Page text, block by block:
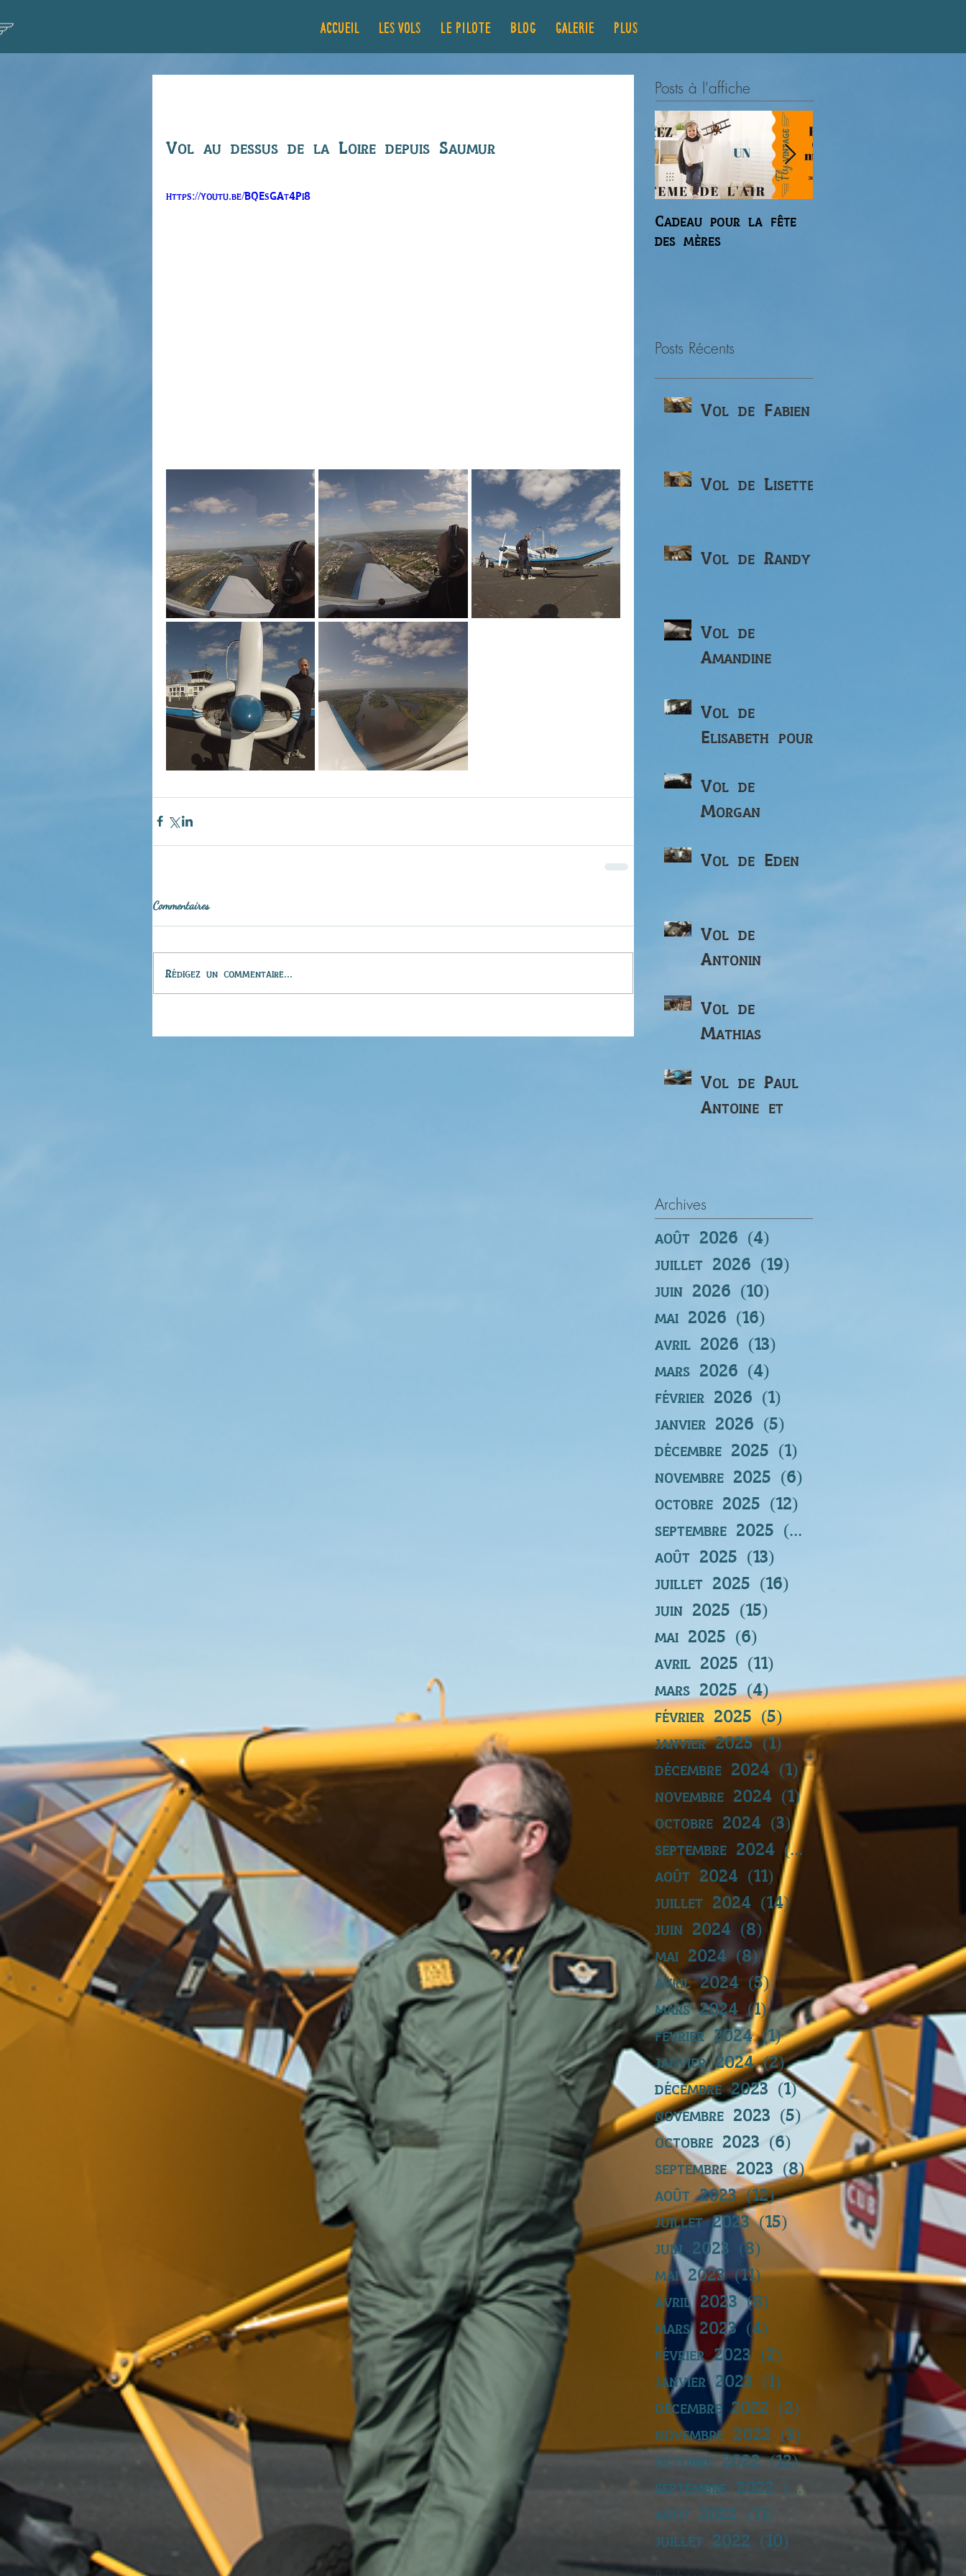
ACCUEIL LES VOLS Le pilote Blog GALERIE Plus...
Vol au dessus de la Loire depuis Saumur
https://youtu.be/BQEsGAt4Pi8
Commentaires
Rédigez un commentaire...
Posts à l'affiche
Cadeau pour la fête
des mères
Posts Récents
Vol de Fabien
Vol de Lisette
Vol de Randy
Vol de
Amandine
Vol de
Elisabeth pour
Vol de
Morgan
Vol de Eden
Vol de
Antonin
Vol de
Mathias
Vol de Paul
Antoine et
Archives
août 2026 (4)
juillet 2026 (19)
juin 2026 (10)
mai 2026 (16)
avril 2026 (13)
mars 2026 (4)
février 2026 (1)
janvier 2026 (5)
décembre 2025 (1)
novembre 2025 (6)
octobre 2025 (12)
septembre 2025 (12)
août 2025 (13)
juillet 2025 (16)
juin 2025 (15)
mai 2025 (6)
avril 2025 (11)
mars 2025 (4)4 posts
février 2025 (5)5 posts
janvier 2025 (1)1 post
décembre 2024 (1) 1 post
novembre 2024 (1)1 post
octobre 2024 (3)3 posts
septembre 2024 (11)
11 posts
août 2024 (11) 11 posts
juillet 2024 (14)14 posts
juin 2024 (8) 8 posts
mai 2024 (8)8 posts
avril 2024 (5)5 posts
mars 2024 (1)1 post
février 2024 (1)1 post
janvier 2024 (2)2 posts
décembre 2023 (1)1 post
novembre 2023 (5) 5 posts
octobre 2023 (6) 6 posts
septembre 2023 (8)8 posts
août 2023 (12)12 posts
juillet 2023 (15) 15 posts
juin 2023 (8) 8 posts
mai 2023 (11)11 posts
avril 2023 (8) 8 posts
mars 2023 (4)
février 2023 (2)
janvier 2023 (1)
décembre 2022 (2)
novembre 2022 (3) 3 posts
octobre 2022 (12)12 posts
septembre 2022 (14)
14 posts
août 2022 (11)
juillet 2022 (10)